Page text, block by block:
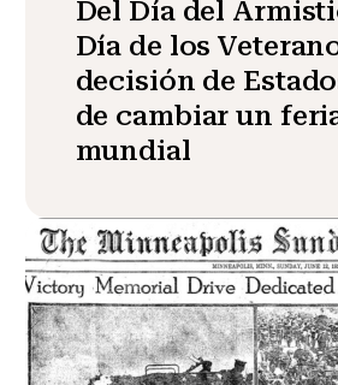
Del Día del
Día de los
decisión de
de cambiar un
mundial